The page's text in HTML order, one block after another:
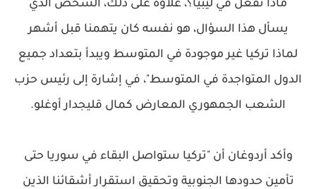
ماذا نفعل في ليبيا؟، علاوة على ذلك، الشخص الذي
يسأل هذا السؤال، هو نفسه كان يتهمنا قبل أشهر
لماذا تركيا غير موجودة في المتوسط ويبدأ بتعداد جميع
الدول المتواجدة في المتوسط"، في إشارة إلى رئيس حزب
الشعب الجمهوري المعارض كمال قليجدار أوغلو.
وأكد أردوغان أن "تركيا ستواصل البقاء في سوريا حتى
تأمين حدودها الجنوبية وتحقيق استقرار أشقائنا الذين